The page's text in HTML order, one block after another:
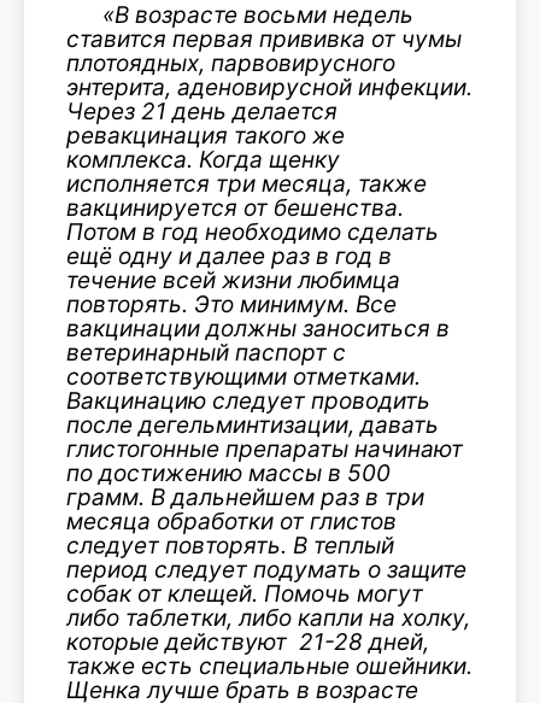
«В возрасте восьми недель
ставится первая прививка от чумы
плотоядных, парвовирусного
энтерита, аденовирусной инфекции.
Через 21 день делается
ревакцинация такого же
комплекса. Когда щенку
исполняется три месяца, также
вакцинируется от бешенства.
Потом в год необходимо сделать
ещё одну и далее раз в год в
течение всей жизни любимца
повторять. Это минимум. Все
вакцинации должны заноситься в
ветеринарный паспорт с
соответствующими отметками.
Вакцинацию следует проводить
после дегельминтизации, давать
глистогонные препараты начинают
по достижению массы в 500
грамм. В дальнейшем раз в три
месяца обработки от глистов
следует повторять. В теплый
период следует подумать о защите
собак от клещей. Помочь могут
либо таблетки, либо капли на холку,
которые действуют 21-28 дней,
также есть специальные ошейники.
Щенка лучше брать в возрасте